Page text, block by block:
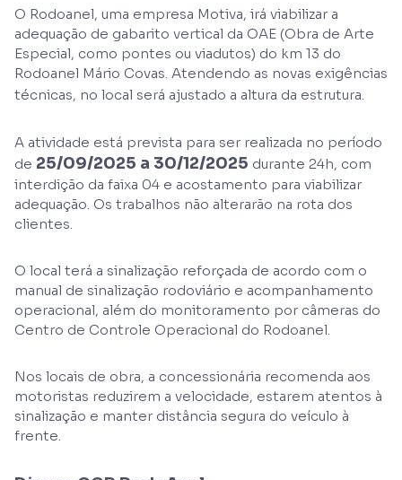
O Rodoanel, uma empresa Motiva, irá viabilizar a
adequação de gabarito vertical da OAE (Obra de Arte
Especial, como pontes ou viadutos) do km 13 do
Rodoanel Mário Covas. Atendendo as novas exigências
técnicas, no local será ajustado a altura da estrutura.
A atividade está prevista para ser realizada no período
de 25/09/2025 a 30/12/2025 durante 24h, com
interdição da faixa 04 e acostamento para viabilizar
adequação. Os trabalhos não alterarão na rota dos
clientes.
O local terá a sinalização reforçada de acordo com o
manual de sinalização rodoviário e acompanhamento
operacional, além do monitoramento por câmeras do
Centro de Controle Operacional do Rodoanel.
Nos locais de obra, a concessionária recomenda aos
motoristas reduzirem a velocidade, estarem atentos à
sinalização e manter distância segura do veículo à
frente.